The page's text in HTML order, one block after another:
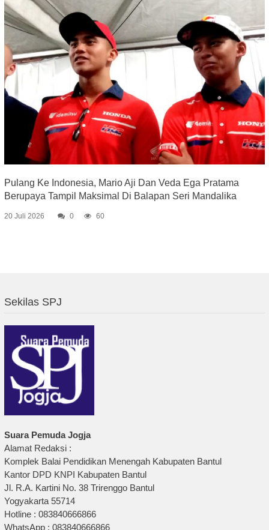
Pulang Ke Indonesia, Mario Aji Dan Veda Ega Pratama
Berupaya Tampil Maksimal Di Balapan Seri Mandalika
20 Juli 2026 0 60
Sekilas SPJ
Suara Pemuda Jogja
Alamat Redaksi :
Komplek Balai Pendidikan Menengah Kabupaten Bantul
Kantor DPD KNPI Kabupaten Bantul
Jl. R.A. Kartini No. 38 Trirenggo Bantul
Yogyakarta 55714
Hotline : 083840666866
WhatsApp : 083840666866